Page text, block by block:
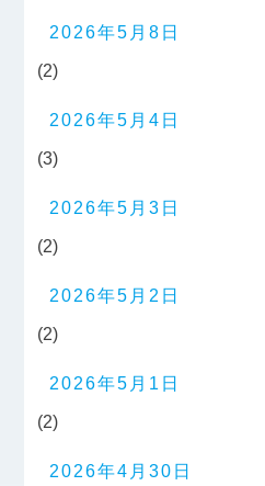
2026年5月8日
(2)
2026年5月4日
(3)
2026年5月3日
(2)
2026年5月2日
(2)
2026年5月1日
(2)
2026年4月30日